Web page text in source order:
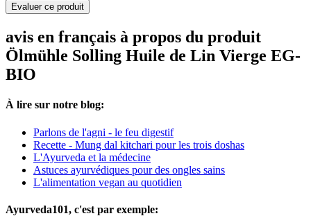
Evaluer ce produit
avis en français à propos du produit
Ölmühle Solling Huile de Lin Vierge EG-
BIO
À lire sur notre blog:
Parlons de l'agni - le feu digestif
Recette - Mung dal kitchari pour les trois doshas
L'Ayurveda et la médecine
Astuces ayurvédiques pour des ongles sains
L'alimentation vegan au quotidien
Ayurveda101, c'est par exemple: